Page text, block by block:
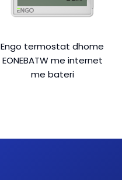
Engo termostat dhome
EONEBATW me internet
me bateri